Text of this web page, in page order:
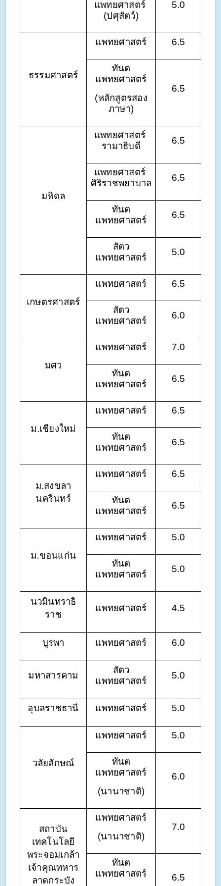
แพทยศาสตร์
(ปศุสัตว์)
5.0
ธรรมศาสตร์
แพทยศาสตร์ 6.5
ทันต
แพทยศาสตร์
(หลักสูตรสอง
ภาษา)
6.5
มหิดล
แพทยศาสตร์
รามาธิบดี
6.5
แพทยศาสตร์
ศิริราชพยาบาล
6.5
ทันต
แพทยศาสตร์
6.5
สัตว
แพทยศาสตร์
5.0
เกษตรศาสตร์
แพทยศาสตร์ 6.5
สัตว
แพทยศาสตร์
6.0
มศว
แพทยศาสตร์ 7.0
ทันต
แพทยศาสตร์
6.5
ม.เชียงใหม่
แพทยศาสตร์ 6.5
ทันต
แพทยศาสตร์
6.5
ม.สงขลา
นครินทร์
แพทยศาสตร์ 6.5
ทันต
แพทยศาสตร์
6.5
ม.ขอนแก่น
แพทยศาสตร์ 5.0
ทันต
แพทยศาสตร์
5.0
นวมินทราธิ
ราช
แพทยศาสตร์ 4.5
บูรพา แพทยศาสตร์ 6.0
มหาสารคาม
สัตว
แพทยศาสตร์
5.0
อุบลราชธานี แพทยศาสตร์ 5.0
วลัยลักษณ์
แพทยศาสตร์ 5.0
ทันต
แพทยศาสตร์
(นานาชาติ)
6.0
สถาบัน
เทคโนโลยี
พระจอมเกล้า
เจ้าคุณทหาร
ลาดกระบัง
แพทยศาสตร์
(นานาชาติ)
7.0
ทันต
แพทยศาสตร์
6.5